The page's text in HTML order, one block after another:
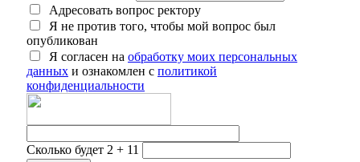
Адресовать вопрос ректору
Я не против того, чтобы мой вопрос был
опубликован
Я согласен на обработку моих персональных
данных и ознакомлен с политикой
конфиденциальности
Сколько будет 2 + 11